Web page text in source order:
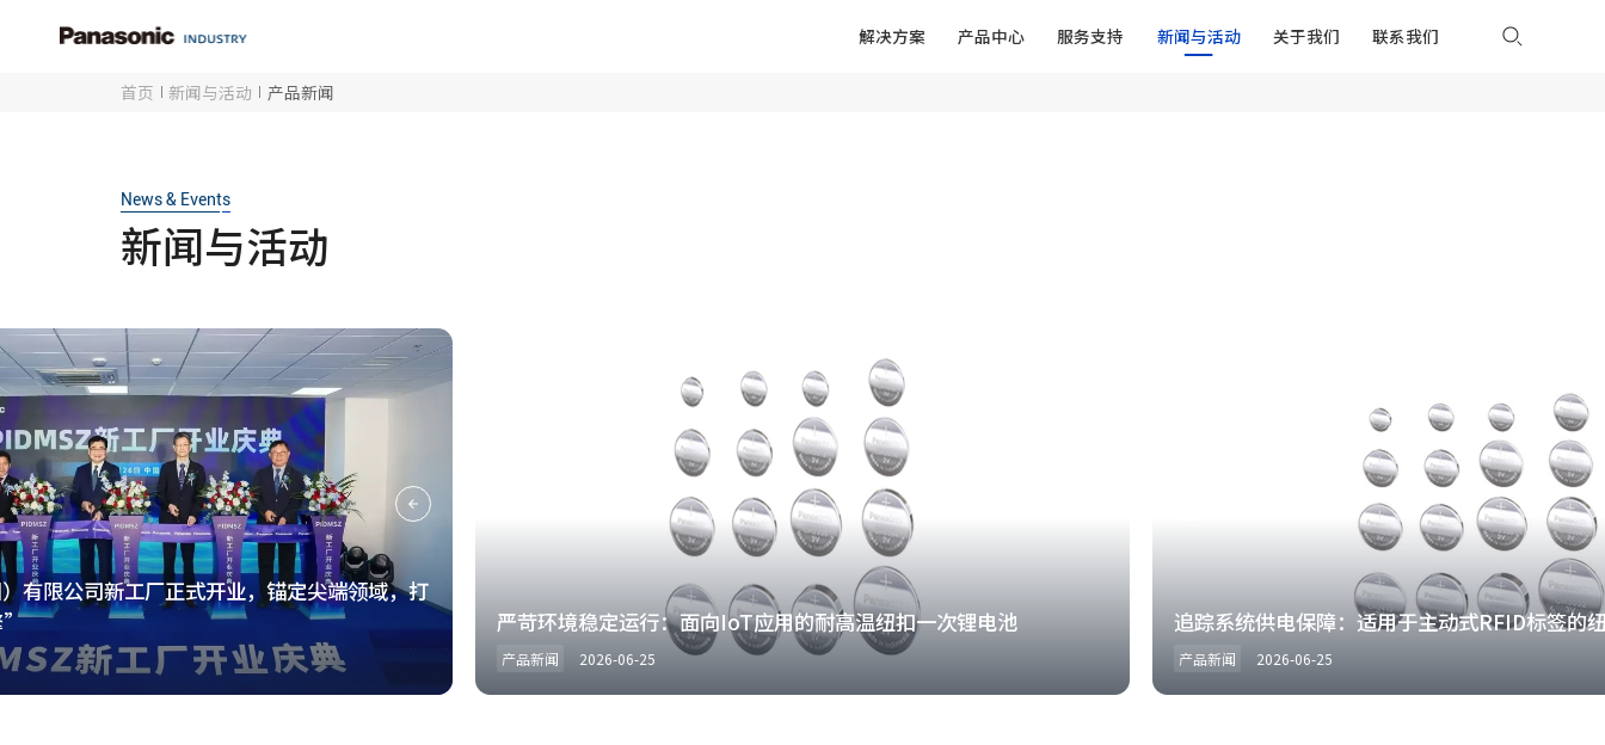
解决方案 产品中心 服务支持 新闻与活动 关于我们 联系我们
首页 新闻与活动 产品新闻
News & Events
新闻与活动
有限公司新工厂正式开业，锚定尖端领域，打
”
严苛环境稳定运行：面向IoT应用的耐高温纽扣一次锂电池
产品新闻 2026-06-25
追踪系统供电保障：适用于主动式RFID标签的
产品新闻 2026-06-25